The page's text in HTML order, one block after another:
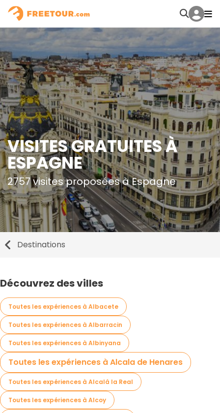
VISITES GRATUITES À
ESPAGNE
2757 visites proposées à Espagne
Destinations
Découvrez des villes
Toutes les expériences à Albacete
Toutes les expériences à Albarracin
Toutes les expériences à Albinyana
Toutes les expériences à Alcala de Henares
Toutes les expériences à Alcalá la Real
Toutes les expériences à Alcoy